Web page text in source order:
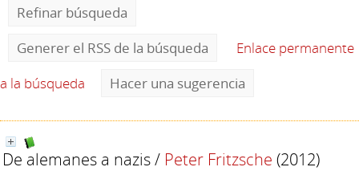
Refinar búsqueda
Generer el RSS de la búsqueda
Enlace permanente
a la búsqueda
Hacer una sugerencia
De alemanes a nazis/ Peter Fritzsche (2012)